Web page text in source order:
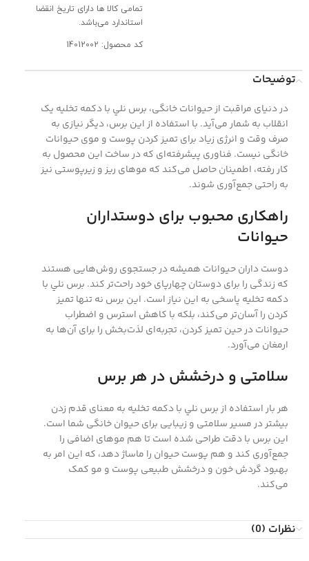
تمامی کالا ها دارای تاریخ انقضا
استاندارد می‌باشد.
کد محصول: 14012002
توضیحات
در دنیای مراقبت از حیوانات خانگی، برس نلي با دکمه تخليه یک
انقلاب به شمار می‌آید. با استفاده از این برس، دیگر نیازی به
صرف وقت و انرژی زیاد برای تمیز کردن پوست و موی حیوانات
خانگی نیست. فناوری پیشرفته‌ای که در ساخت این محصول به
کار رفته، اطمینان حاصل می‌کند که موهای ریز و زیرپوستی نیز
به راحتی جمع‌آوری شوند.
راهکاری محبوب برای دوستداران
حیوانات
دوست داران حیوانات همیشه در جستجوی روش‌هایی هستند
که زندگی را برای دوستان چهارپای خود راحت‌تر کند. برس نلي با
دکمه تخليه پاسخی به این نیاز است. این برس نه تنها تمیز
کردن را آسان‌تر می‌کند، بلکه با کاهش استرس و اضطراب
حیوانات در حین تمیز کردن، تجربه‌ای لذت‌بخش را برای آن‌ها به
ارمغان می‌آورد.
سلامتی و درخشش در هر برس
هر بار استفاده از برس نلي با دکمه تخليه به معنای قدم زدن
بیشتر در مسیر سلامتی و زیبایی برای حیوان خانگی شما است.
این برس با دقت طراحی شده است تا هم موهای اضافی را
جمع‌آوری کند و هم پوست حیوان را ماساژ دهد، که این امر به
بهبود گردش خون و درخشش طبیعی پوست و مو کمک
می‌کند.
نظرات (0)